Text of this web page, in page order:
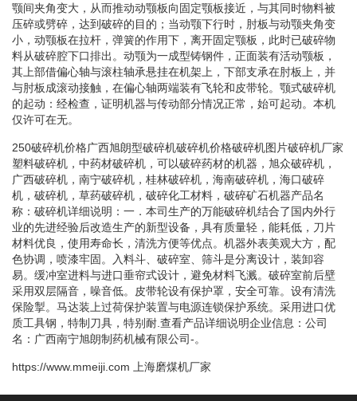
颚间夹角变大，从而推动动颚板向固定颚板接近，与其同时物料被
压碎或劈碎，达到破碎的目的；当动颚下行时，肘板与动颚夹角变
小，动颚板在拉杆，弹簧的作用下，离开固定颚板，此时已破碎物
料从破碎腔下口排出。动颚为一成型铸钢件，正面装有活动颚板，
其上部借偏心轴与滚柱轴承悬挂在机架上，下部支承在肘板上，并
与肘板成滚动接触，在偏心轴两端装有飞轮和皮带轮。颚式破碎机
的起动：经检查，证明机器与传动部分情况正常，始可起动。本机
仅许可在无。
250破碎机价格广西旭朗型破碎机破碎机价格破碎机图片破碎机厂家
塑料破碎机，中药材破碎机，可以破碎药材的机器，旭众破碎机，
广西破碎机，南宁破碎机，桂林破碎机，海南破碎机，海口破碎
机，破碎机，草药破碎机，破碎化工材料，破碎矿石机器产品名
称：破碎机详细说明：一．本司生产的万能破碎机结合了国内外行
业的先进经验后改造生产的新型设备，具有质量轻，能耗低，刀片
材料优良，使用寿命长，清洗方便等优点。机器外表美观大方，配
色协调，喷漆牢固。入料斗、破碎室、筛斗是分离设计，装卸容
易。缓冲室进料与进口垂帘式设计，避免材料飞溅。破碎室前后壁
采用双层隔音，噪音低。皮带轮设有保护罩，安全可靠。设有清洗
保险掣。马达装上过荷保护装置与电源连锁保护系统。采用进口优
质工具钢，特制刀具，特别耐.查看产品详细说明企业信息：公司
名：广西南宁旭朗制药机械有限公司-。
https://www.mmeiji.com 上海磨煤机厂家